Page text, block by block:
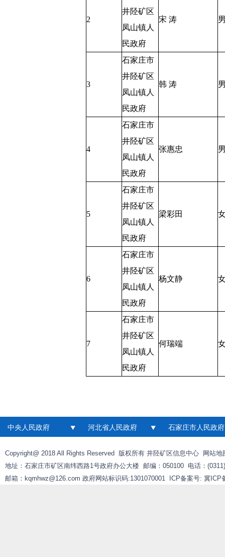
2
井陉矿区
凤山镇人
民政府
宋 涛
3
石家庄市
井陉矿区
凤山镇人
民政府
韩 涛
4
石家庄市
井陉矿区
凤山镇人
民政府
张惠忠
5
石家庄市
井陉矿区
凤山镇人
民政府
梁彩田
6
石家庄市
井陉矿区
凤山镇人
民政府
杨文静
7
石家庄市
井陉矿区
凤山镇人
民政府
何瑞端